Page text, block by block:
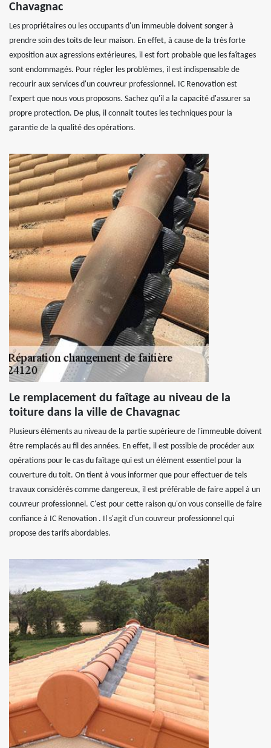
Chavagnac
Les propriétaires ou les occupants d'un immeuble doivent songer à
prendre soin des toits de leur maison. En effet, à cause de la très forte
exposition aux agressions extérieures, il est fort probable que les faîtages
sont endommagés. Pour régler les problèmes, il est indispensable de
recourir aux services d'un couvreur professionnel. IC Renovation est
l'expert que nous vous proposons. Sachez qu'il a la capacité d'assurer sa
propre protection. De plus, il connait toutes les techniques pour la
garantie de la qualité des opérations.
Le remplacement du faîtage au niveau de la
toiture dans la ville de Chavagnac
Plusieurs éléments au niveau de la partie supérieure de l'immeuble doivent
être remplacés au fil des années. En effet, il est possible de procéder aux
opérations pour le cas du faîtage qui est un élément essentiel pour la
couverture du toit. On tient à vous informer que pour effectuer de tels
travaux considérés comme dangereux, il est préférable de faire appel à un
couvreur professionnel. C'est pour cette raison qu'on vous conseille de faire
confiance à IC Renovation . Il s'agit d'un couvreur professionnel qui
propose des tarifs abordables.